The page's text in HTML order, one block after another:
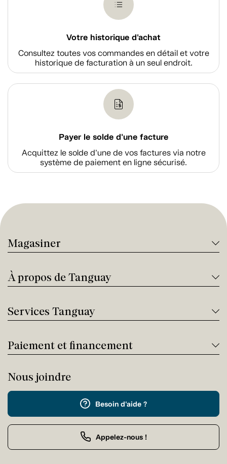
Votre historique d'achat
Consultez toutes vos commandes en détail et votre
historique de facturation à un seul endroit.
Payer le solde d'une facture
Acquittez le solde d’une de vos factures via notre
système de paiement en ligne sécurisé.
Magasiner
À propos de Tanguay
Services Tanguay
Paiement et financement
Nous joindre
Besoin d'aide ?
Appelez-nous !